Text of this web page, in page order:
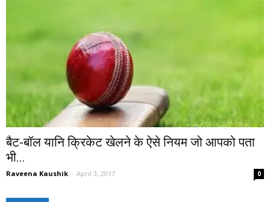
बैट-बॉल यानि क्रिकेट खेलने के ऐसे नियम जो आपको पता
भी...
Raveena Kaushik - April 3, 2017 0